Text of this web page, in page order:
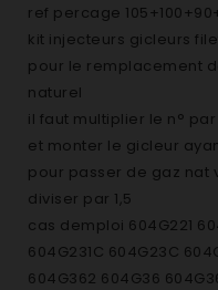
ref percage
kit injecteurs gicleurs
pour le remplacement
naturel
il faut multiplier le n° par
et monter le gicleur
pour passer de gaz nat
diviser par 1,5
cas demploi 604G221
604G231C 604G23C
604G362 604G36